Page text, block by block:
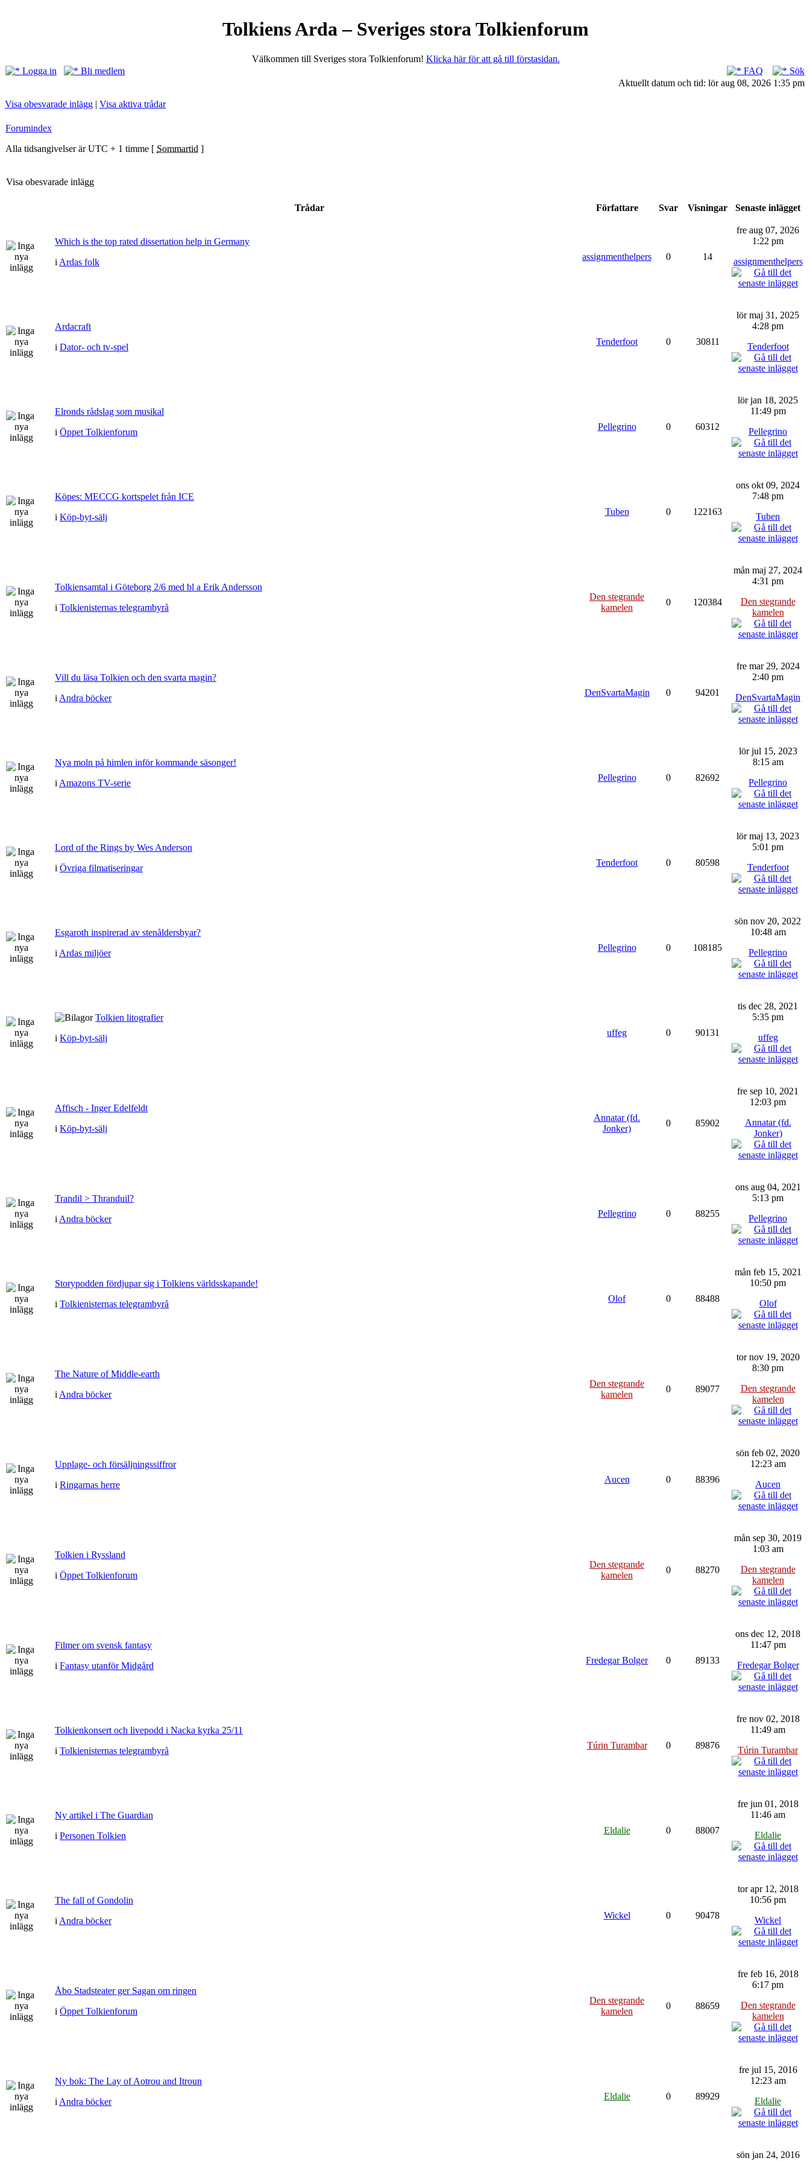
Tolkiens Arda – Sveriges stora Tolkienforum
Välkommen till Sveriges stora Tolkienforum! Klicka här för att gå till förstasidan.
Logga in
Bli medlem FAQ
Sök
Aktuellt datum och tid: lör aug 08, 2026 1:35 pm
Visa obesvarade inlägg | Visa aktiva trådar
Forumindex
Alla tidsangivelser är UTC + 1 timme [ Sommartid ]
Visa obesvarade inlägg
Trådar Författare Svar Visningar Senaste inlägget
Which is the top rated dissertation help in Germany
i Ardas folk
assignmenthelpers 0 14
fre aug 07, 2026
1:22 pm
assignmenthelpers
Ardacraft
i Dator- och tv-spel
Tenderfoot 0 30811
lör maj 31, 2025
4:28 pm
Tenderfoot
Elronds rådslag som musikal
i Öppet Tolkienforum
Pellegrino 0 60312
lör jan 18, 2025
11:49 pm
Pellegrino
Köpes: MECCG kortspelet från ICE
i Köp-byt-sälj
Tuben 0 122163
ons okt 09, 2024
7:48 pm
Tuben
Tolkiensamtal i Göteborg 2/6 med bl a Erik Andersson
i Tolkienisternas telegrambyrå
Den stegrande
kamelen
0 120384
mån maj 27, 2024
4:31 pm
Den stegrande
kamelen
Vill du läsa Tolkien och den svarta magin?
i Andra böcker
DenSvartaMagin 0 94201
fre mar 29, 2024
2:40 pm
DenSvartaMagin
Nya moln på himlen inför kommande säsonger!
i Amazons TV-serie
Pellegrino 0 82692
lör jul 15, 2023
8:15 am
Pellegrino
Lord of the Rings by Wes Anderson
i Övriga filmatiseringar
Tenderfoot 0 80598
lör maj 13, 2023
5:01 pm
Tenderfoot
Esgaroth inspirerad av stenåldersbyar?
i Ardas miljöer
Pellegrino 0 108185
sön nov 20, 2022
10:48 am
Pellegrino
Tolkien litografier
i Köp-byt-sälj
uffeg 0 90131
tis dec 28, 2021
5:35 pm
uffeg
Affisch - Inger Edelfeldt
i Köp-byt-sälj
Annatar (fd.
Jonker)
0 85902
fre sep 10, 2021
12:03 pm
Annatar (fd.
Jonker)
Trandil > Thranduil?
i Andra böcker
Pellegrino 0 88255
ons aug 04, 2021
5:13 pm
Pellegrino
Storypodden fördjupar sig i Tolkiens världsskapande!
i Tolkienisternas telegrambyrå
Olof 0 88488
mån feb 15, 2021
10:50 pm
Olof
The Nature of Middle-earth
i Andra böcker
Den stegrande
kamelen
0 89077
tor nov 19, 2020
8:30 pm
Den stegrande
kamelen
Upplage- och försäljningssiffror
i Ringarnas herre
Aucen 0 88396
sön feb 02, 2020
12:23 am
Aucen
Tolkien i Ryssland
i Öppet Tolkienforum
Den stegrande
kamelen
0 88270
mån sep 30, 2019
1:03 am
Den stegrande
kamelen
Filmer om svensk fantasy
i Fantasy utanför Midgård
Fredegar Bolger 0 89133
ons dec 12, 2018
11:47 pm
Fredegar Bolger
Tolkienkonsert och livepodd i Nacka kyrka 25/11
i Tolkienisternas telegrambyrå
Túrin Turambar 0 89876
fre nov 02, 2018
11:49 am
Túrin Turambar
Ny artikel i The Guardian
i Personen Tolkien
Eldalie 0 88007
fre jun 01, 2018
11:46 am
Eldalie
The fall of Gondolin
i Andra böcker
Wickel 0 90478
tor apr 12, 2018
10:56 pm
Wickel
Åbo Stadsteater ger Sagan om ringen
i Öppet Tolkienforum
Den stegrande
kamelen
0 88659
fre feb 16, 2018
6:17 pm
Den stegrande
kamelen
Ny bok: The Lay of Aotrou and Itroun
i Andra böcker
Eldalie 0 89929
fre jul 15, 2016
12:23 am
Eldalie
sön jan 24, 2016